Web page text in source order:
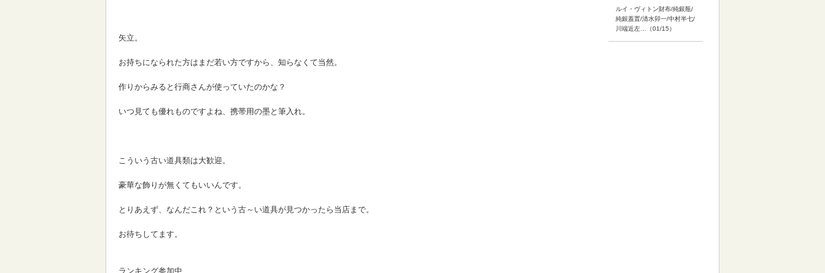
矢立。
お持ちになられた方はまだ若い方ですから、知らなくて当然。
作りからみると行商さんが使っていたのかな？
いつ見ても優れものですよね、携帯用の墨と筆入れ。
こういう古い道具類は大歓迎。
豪華な飾りが無くてもいいんです。
とりあえず、なんだこれ？という古～い道具が見つかったら当店まで。
お待ちしてます。
ランキング参加中
ルイ・ヴィトン財布/純銀瓶/
純銀蓋置/清水卯一/中村半七/
川端近左…（01/15）